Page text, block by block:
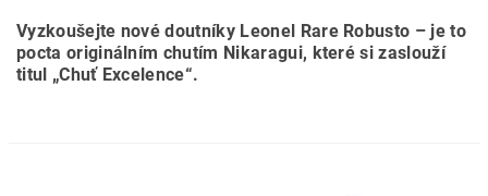
Vyzkoušejte nové doutníky Leonel Rare Robusto – je to
pocta originálním chutím Nikaragui, které si zaslouží
titul „Chuť Excelence“.